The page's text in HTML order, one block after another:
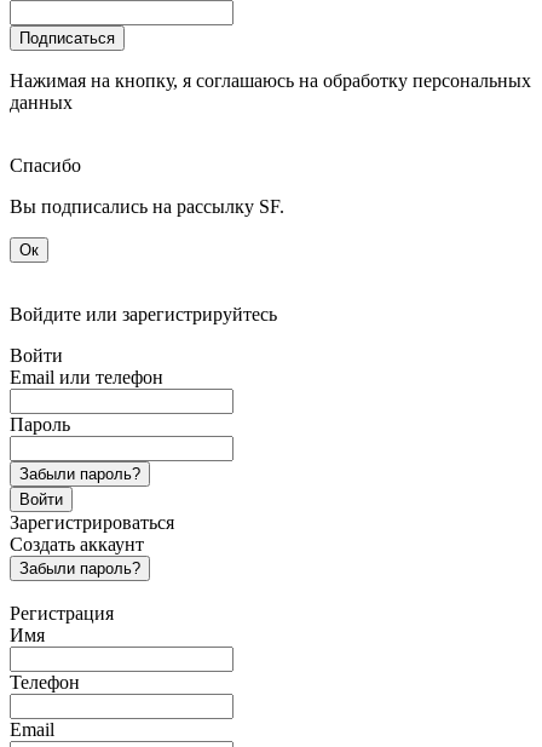
Подписаться
Нажимая на кнопку, я соглашаюсь на обработку персональных
данных
Спасибо
Вы подписались на рассылку SF.
Ок
Войдите или зарегистрируйтесь
Войти
Email или телефон
Пароль
Забыли пароль?
Войти
Зарегистрироваться
Создать аккаунт
Забыли пароль?
Регистрация
Имя
Телефон
Email